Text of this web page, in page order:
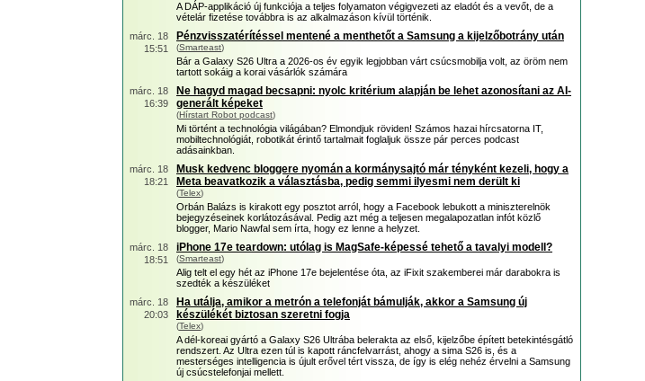
A DÁP-applikáció új funkciója a teljes folyamaton végigvezeti az eladót és a vevőt, de a
vételár fizetése továbbra is az alkalmazáson kívül történik.
márc. 18
15:51
Pénzvisszatérítéssel mentené a menthetőt a Samsung a kijelzőbotrány után
(Smarteast)
Bár a Galaxy S26 Ultra a 2026-os év egyik legjobban várt csúcsmobilja volt, az öröm nem
tartott sokáig a korai vásárlók számára
márc. 18
16:39
Ne hagyd magad becsapni: nyolc kritérium alapján be lehet azonosítani az AI-
generált képeket
(Hírstart Robot podcast)
Mi történt a technológia világában? Elmondjuk röviden! Számos hazai hírcsatorna IT,
mobiltechnológiát, robotikát érintő tartalmait foglaljuk össze pár perces podcast
adásainkban.
márc. 18
18:21
Musk kedvenc bloggere nyomán a kormánysajtó már tényként kezeli, hogy a
Meta beavatkozik a választásba, pedig semmi ilyesmi nem derült ki
(Telex)
Orbán Balázs is kirakott egy posztot arról, hogy a Facebook lebukott a miniszterelnök
bejegyzéseinek korlátozásával. Pedig azt még a teljesen megalapozatlan infót közlő
blogger, Mario Nawfal sem írta, hogy ez lenne a helyzet.
márc. 18
18:51
iPhone 17e teardown: utólag is MagSafe-képessé tehető a tavalyi modell?
(Smarteast)
Alig telt el egy hét az iPhone 17e bejelentése óta, az iFixit szakemberei már darabokra is
szedték a készüléket
márc. 18
20:03
Ha utálja, amikor a metrón a telefonját bámulják, akkor a Samsung új
készülékét biztosan szeretni fogja
(Telex)
A dél-koreai gyártó a Galaxy S26 Ultrába belerakta az első, kijelzőbe épített betekintésgátló
rendszert. Az Ultra ezen túl is kapott ráncfelvarrást, ahogy a sima S26 is, és a
mesterséges intelligencia is újult erővel tért vissza, de így is elég nehéz érvelni a Samsung
új csúcstelefonjai mellett.